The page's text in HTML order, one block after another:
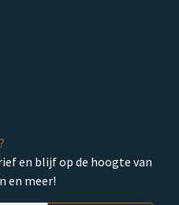
en blijf op de hoogte van
en meer!